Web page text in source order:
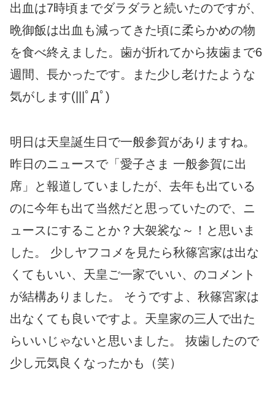
出血は7時頃までダラダラと続いたのですが、
晩御飯は出血も減ってきた頃に柔らかめの物
を食べ終えました。歯が折れてから抜歯まで6
週間、長かったです。また少し老けたような
気がします(|||ﾟДﾟ)
明日は天皇誕生日で一般参賀がありますね。
昨日のニュースで「愛子さま 一般参賀に出
席」と報道していましたが、去年も出ている
のに今年も出て当然だと思っていたので、ニ
ュースにすることか？大袈裟な～！と思いま
した。 少しヤフコメを見たら秋篠宮家は出な
くてもいい、天皇ご一家でいい、のコメント
が結構ありました。 そうですよ、秋篠宮家は
出なくても良いですよ。天皇家の三人で出た
らいいじゃないと思いました。 抜歯したので
少し元気良くなったかも（笑）